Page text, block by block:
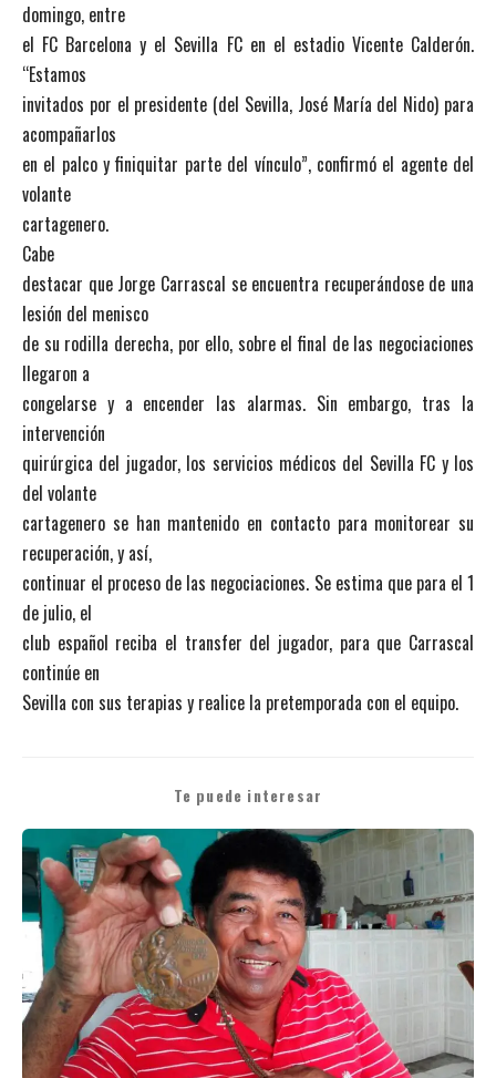
domingo, entre
el FC Barcelona y el Sevilla FC en el estadio Vicente Calderón.
“Estamos
invitados por el presidente (del Sevilla, José María del Nido) para
acompañarlos
en el palco y finiquitar parte del vínculo”, confirmó el agente del
volante
cartagenero.
Cabe
destacar que Jorge Carrascal se encuentra recuperándose de una
lesión del menisco
de su rodilla derecha, por ello, sobre el final de las negociaciones
llegaron a
congelarse y a encender las alarmas. Sin embargo, tras la
intervención
quirúrgica del jugador, los servicios médicos del Sevilla FC y los
del volante
cartagenero se han mantenido en contacto para monitorear su
recuperación, y así,
continuar el proceso de las negociaciones. Se estima que para el 1
de julio, el
club español reciba el transfer del jugador, para que Carrascal
continúe en
Sevilla con sus terapias y realice la pretemporada con el equipo.
Te puede interesar